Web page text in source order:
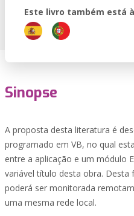
Este livro também está
Sinopse
A proposta desta literatura é
programado em VB, no qual
entre a aplicação e um módulo
variável título desta obra. Desta
poderá ser monitorada
uma mesma rede local.